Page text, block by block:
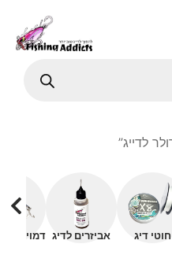
לדייג”
חוטי דיג אביזרים לדיג דמויים